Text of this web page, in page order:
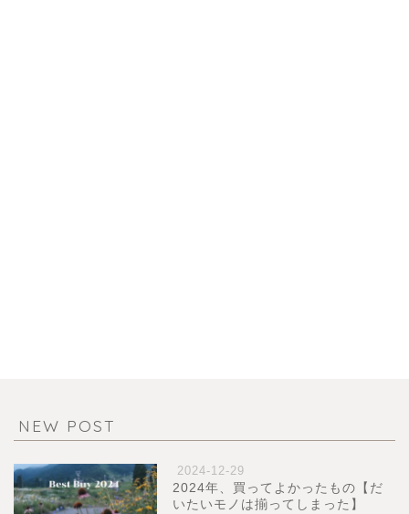
NEW POST
2024-12-29
2024年、買ってよかったもの【だ
いたいモノは揃ってしまった】